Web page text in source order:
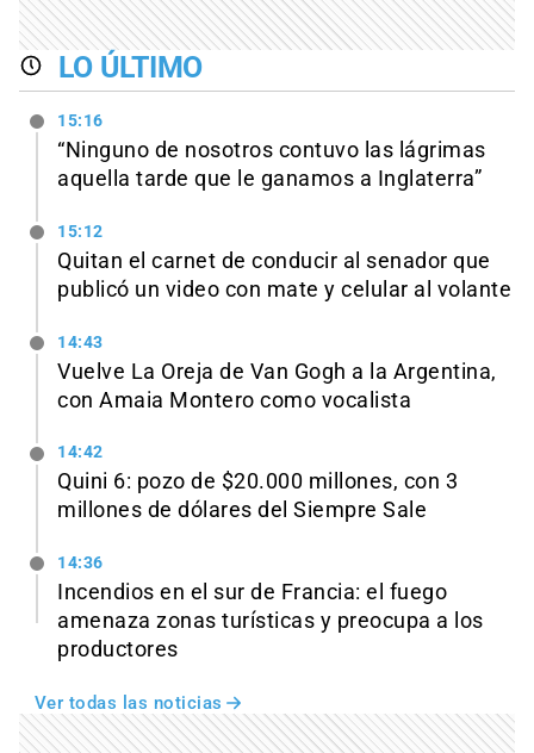
LO ÚLTIMO
15:16
“Ninguno de nosotros contuvo las lágrimas
aquella tarde que le ganamos a Inglaterra”
15:12
Quitan el carnet de conducir al senador que
publicó un video con mate y celular al volante
14:43
Vuelve La Oreja de Van Gogh a la Argentina,
con Amaia Montero como vocalista
14:42
Quini 6: pozo de $20.000 millones, con 3
millones de dólares del Siempre Sale
14:36
Incendios en el sur de Francia: el fuego
amenaza zonas turísticas y preocupa a los
productores
Ver todas las noticias